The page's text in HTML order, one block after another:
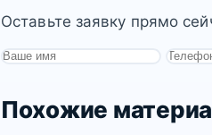
Оставьте заявку прямо
Похожие